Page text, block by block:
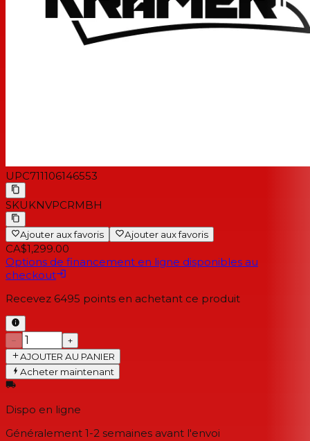
UPC711106146553
SKUKNVPCRMBH
Ajouter aux favoris Ajouter aux favoris
CA$1,299.00
Options de financement en ligne disponibles au
checkout
Recevez 6495 points en achetant ce produit
−
+
AJOUTER AU PANIER
Acheter maintenant
Dispo en ligne
Généralement 1-2 semaines avant l'envoi